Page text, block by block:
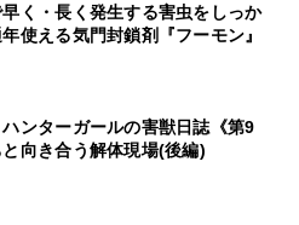
く・長く発生する害虫をしっか
使える気門封鎖剤『フーモン』
ハンターガールの害獣日誌《第9
向き合う解体現場(後編)